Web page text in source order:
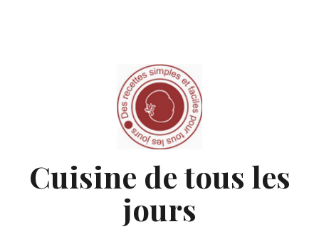
Cuisine de tous les
jours